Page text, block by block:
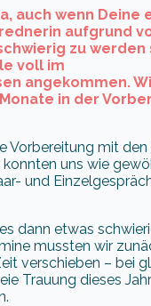
auch wenn Deine
aufgrund
zu
voll im
angekommen.
in der
Vorbereitung mit den
konnten uns wie
und
dann etwas
mussten wir
verschieben – bei
Trauung dieses